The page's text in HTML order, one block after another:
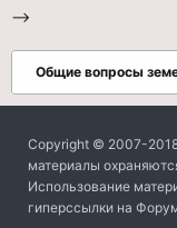
-->
Общие вопросы
Copyright © 2007-
материалы
Использование
гиперссылки на